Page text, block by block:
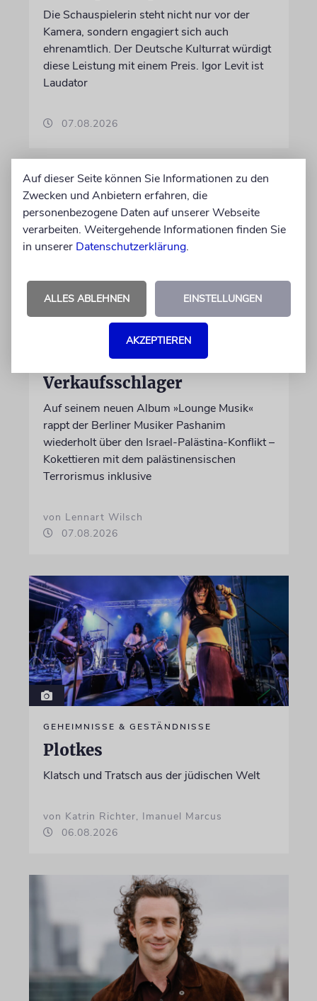
Die Schauspielerin steht nicht nur vor der
Kamera, sondern engagiert sich auch
ehrenamtlich. Der Deutsche Kulturrat würdigt
diese Leistung mit einem Preis. Igor Levit ist
Laudator
07.08.2026
HIPHOP
Rapper Pashanim: »Free
Palestine« als
Verkaufsschlager
Auf seinem neuen Album »Lounge Musik«
rappt der Berliner Musiker Pashanim
wiederholt über den Israel-Palästina-Konflikt –
Kokettieren mit dem palästinensischen
Terrorismus inklusive
von Lennart Wilsch
07.08.2026
GEHEIMNISSE & GESTÄNDNISSE
Plotkes
Klatsch und Tratsch aus der jüdischen Welt
von Katrin Richter, Imanuel Marcus
06.08.2026
Auf dieser Seite können Sie Informationen zu den
Zwecken und Anbietern erfahren, die
personenbezogene Daten auf unserer Webseite
verarbeiten. Weitergehende Informationen finden Sie
in unserer Datenschutzerklärung.
ALLES ABLEHNEN EINSTELLUNGEN
AKZEPTIEREN